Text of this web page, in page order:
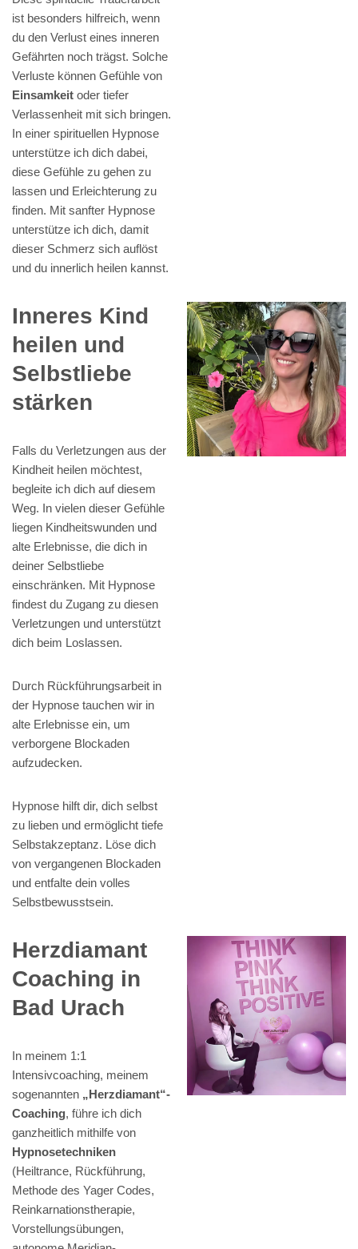
ist besonders hilfreich, wenn
du den Verlust eines inneren
Gefährten noch trägst. Solche
Verluste können Gefühle von
Einsamkeit oder tiefer
Verlassenheit mit sich bringen.
In einer spirituellen Hypnose
unterstütze ich dich dabei,
diese Gefühle zu gehen zu
lassen und Erleichterung zu
finden. Mit sanfter Hypnose
unterstütze ich dich, damit
dieser Schmerz sich auflöst
und du innerlich heilen kannst.
Inneres Kind
heilen und
Selbstliebe
stärken
Falls du Verletzungen aus der
Kindheit heilen möchtest,
begleite ich dich auf diesem
Weg. In vielen dieser Gefühle
liegen Kindheitswunden und
alte Erlebnisse, die dich in
deiner Selbstliebe
einschränken. Mit Hypnose
findest du Zugang zu diesen
Verletzungen und unterstützt
dich beim Loslassen.
Durch Rückführungsarbeit in
der Hypnose tauchen wir in
alte Erlebnisse ein, um
verborgene Blockaden
aufzudecken.
Hypnose hilft dir, dich selbst
zu lieben und ermöglicht tiefe
Selbstakzeptanz. Löse dich
von vergangenen Blockaden
und entfalte dein volles
Selbstbewusstsein.
Herzdiamant
Coaching in
Bad Urach
In meinem 1:1
Intensivcoaching, meinem
sogenannten „Herzdiamant“-
Coaching, führe ich dich
ganzheitlich mithilfe von
Hypnosetechniken
(Heiltrance, Rückführung,
Methode des Yager Codes,
Reinkarnationstherapie,
Vorstellungsübungen,